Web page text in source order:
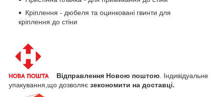
Кріплення - дюбеля та оцинковані гвинти для
кріплення до стіни
Відправлення Новою поштою. Індивідуальне
упакування,що дозволяє зекономити на доставці.